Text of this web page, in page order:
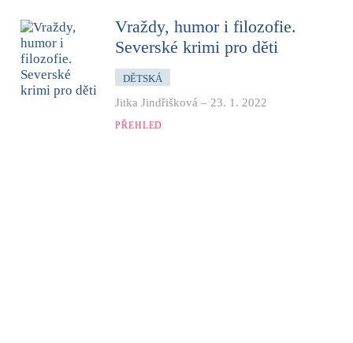
Vraždy, humor i filozofie.
Severské krimi pro děti
DĚTSKÁ
Jitka Jindřišková – 23. 1. 2022
PŘEHLED